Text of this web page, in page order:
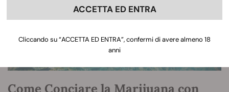
Come Conciare la Marijuana con
ACCETTA ED ENTRA
Cliccando su “ACCETTA ED ENTRA”, confermi di avere almeno 18
anni